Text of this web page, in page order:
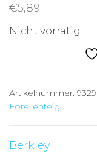
€5,89
Nicht vorrätig
Artikelnummer:
Forellenteig
Berkley